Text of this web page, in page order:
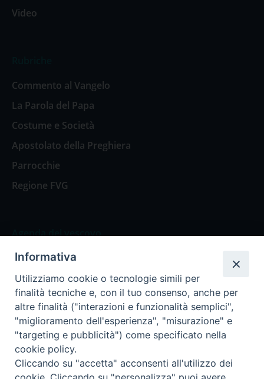
Video
Commento al Vangelo
La Parola del Papa
Costume e Società
Apostolato della Preghiera
Parrocchie
Regione FVG
Agenda del vescovo
Agenda del vescovo
Privacy Policy Trasparenza
Termini e Condizioni
Informativa
Utilizziamo cookie o tecnologie simili per
finalità tecniche e, con il tuo consenso, anche per
altre finalità ("interazioni e funzionalità semplici",
"miglioramento dell'esperienza", "misurazione" e
"targeting e pubblicità") come specificato nella
cookie policy.
Cliccando su "accetta" acconsenti all'utilizzo dei